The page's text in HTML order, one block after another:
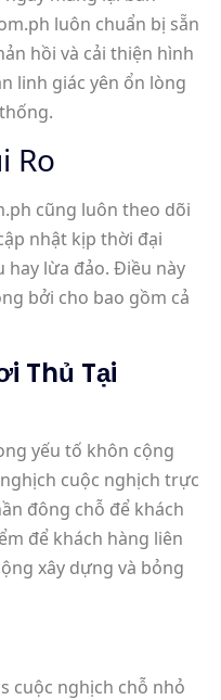
luôn chuẩn bị sẵn
hồi và cải thiện hình
linh giác yên ổn lòng
Ro
cũng luôn theo dõi
nhật kịp thời đại
hay lừa đảo. Điều này
bởi cho bao gồm cả
Thủ Tại
yếu tố khôn cộng
cuộc nghịch trực
đông chỗ để khách
để khách hàng liên
xây dựng và bỏng
cuộc nghịch chỗ nhỏ